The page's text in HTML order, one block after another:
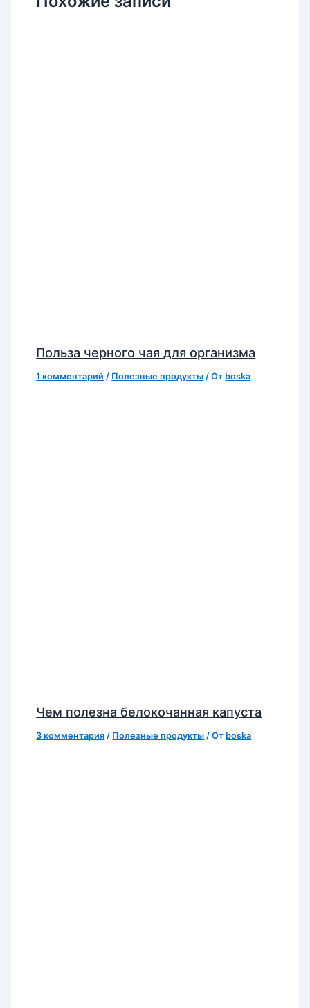
Польза черного чая для организма
1 комментарий / Полезные продукты / От boska
Чем полезна белокочанная капуста
3 комментария / Полезные продукты / От boska